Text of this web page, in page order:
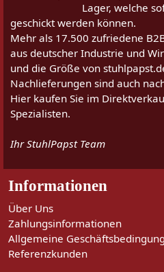
Lager, welche
geschickt werden können.
Mehr als 17.500 zufriedene
aus deutscher Industrie und
und die Größe von
Nachlieferungen sind auch
Hier kaufen Sie im
Spezialisten.
Ihr StuhlPapst Team
Informationen
Über Uns
Zahlungsinformationen
Allgemeine
Referenzkunden